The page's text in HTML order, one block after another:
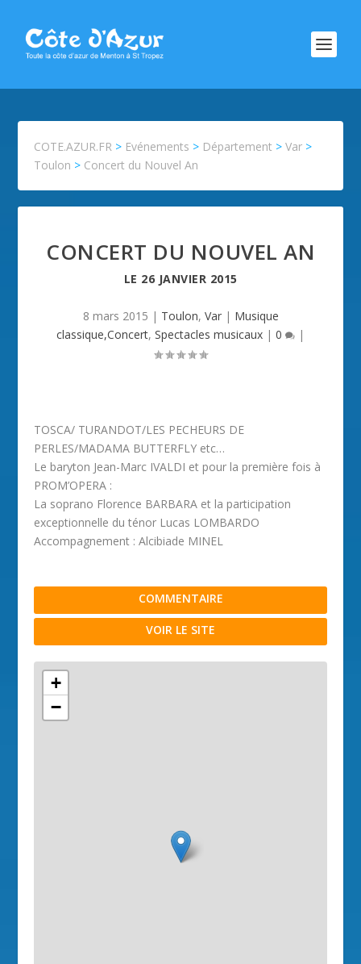
COTE.AZUR.FR > Evénements > Département >Var >
Toulon > Concert du Nouvel An
CONCERT DU NOUVEL AN
LE 26 JANVIER 2015
8 mars 2015 | Toulon, Var| Musique
classique,Concert, Spectacles musicaux | 0 |
TOSCA/ TURANDOT/LES PECHEURS DE
PERLES/MADAMA BUTTERFLY etc…
Le baryton Jean-Marc IVALDI et pour la première fois à
PROM’OPERA :
La soprano Florence BARBARA et la participation
exceptionnelle du ténor Lucas LOMBARDO
Accompagnement : Alcibiade MINEL
COMMENTAIRE
VOIR LE SITE
+
−